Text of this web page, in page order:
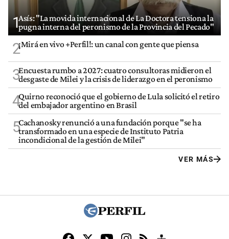
1Asís: "La movida internacional de La Doctora tensiona la
pugna interna del peronismo de la Provincia del Pecado"
2¡Mirá en vivo +Perfil!: un canal con gente que piensa
3Encuesta rumbo a 2027: cuatro consultoras midieron el
desgaste de Milei y la crisis de liderazgo en el peronismo
4Quirno reconoció que el gobierno de Lula solicitó el retiro
del embajador argentino en Brasil
5Cachanosky renunció a una fundación porque "se ha
transformado en una especie de Instituto Patria
incondicional de la gestión de Milei"
VER MÁS